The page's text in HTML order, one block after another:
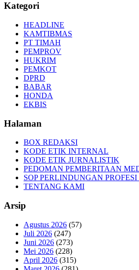
Kategori
HEADLINE
KAMTIBMAS
PT TIMAH
PEMPROV
HUKRIM
PEMKOT
DPRD
BABAR
HONDA
EKBIS
Halaman
BOX REDAKSI
KODE ETIK INTERNAL
KODE ETIK JURNALISTIK
PEDOMAN PEMBERITAAN
SOP PERLINDUNGAN
TENTANG KAMI
Arsip
Agustus 2026 (57)
Juli 2026 (247)
Juni 2026 (273)
Mei 2026 (228)
April 2026 (315)